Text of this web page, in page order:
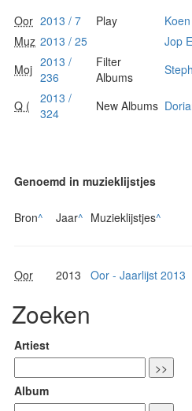
Oor 2013 / 7 Play
Muz 2013 / 25 Jop
Moj 2013 /
236
Filter
Albums
Q (
2013 /
324
New Albums
Genoemd in muzieklijstjes
Bron^ Jaar^ Muzieklijstjes^
Oor 2013 Oor - Jaarlijst 2013
Zoeken
Artiest
Album